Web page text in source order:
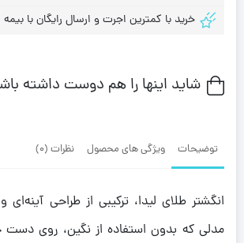
خرید با کمترین اجرت و ارسال رایگان با بیمه
شاید اینها را هم دوست داشته
توضیحات ویژگی های محصول نظرات (0)
انگشتر طلای لیدا، ترکیبی از طراحی
مدلی که بدون استفاده از نگین، روی دست